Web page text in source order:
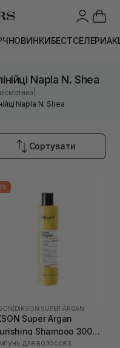
НОВИНКИБЕСТСЕЛЕРИ
Napla N. Shea
Napla N. Shea
Сортувати
DIKSON SUPER ARGAN
Super Argan
Shampoo 300
для волосся з